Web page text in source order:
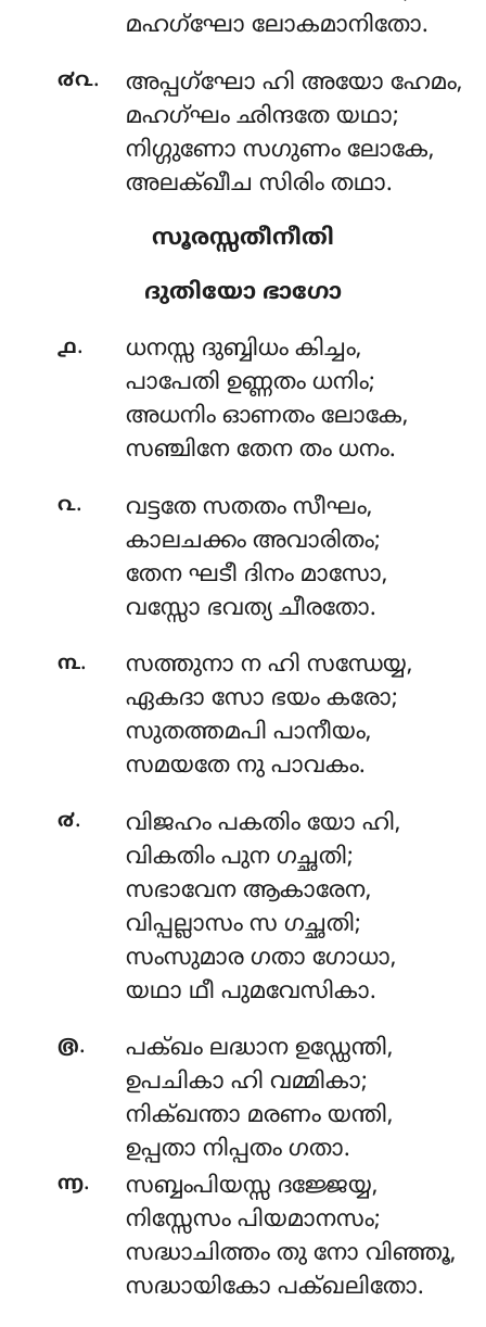
മഹഗ്ഘോ ലോകമാനിതോ.
൪൨. അപ്പഗ്ഘോ ഹി അയോ ഹേമം,
മഹഗ്ഘം ഛിന്ദതേ യഥാ;
നിഗ്ഗുണോ സഗുണം ലോകേ,
അലക്ഖീച സിരിം തഥാ.
സൂരസ്സതീനീതി
ദുതിയോ ഭാഗോ
൧. ധനസ്സ ദുബ്ബിധം കിച്ചം,
പാപേതി ഉണ്ണതം ധനിം;
അധനിം ഓണതം ലോകേ,
സഞ്ചിനേ തേന തം ധനം.
൨. വട്ടതേ സതതം സീഘം,
കാലചക്കം അവാരിതം;
തേന ഘടീ ദിനം മാസോ,
വസ്സോ ഭവത്യ ചീരതോ.
൩. സത്തുനാ ന ഹി സന്ധേയ്യ,
ഏകദാ സോ ഭയം കരോ;
സുതത്തമപി പാനീയം,
സമയതേ നു പാവകം.
൪. വിജഹം പകതിം യോ ഹി,
വികതിം പുന ഗച്ഛതി;
സഭാവേന ആകാരേന,
വിപ്പല്ലാസം സ ഗച്ഛതി;
സംസുമാര ഗതാ ഗോധാ,
യഥാ ഥീ പുമവേസികാ.
൫. പക്ഖം ലദ്ധാന ഉഡ്ഡേന്തി,
ഉപചികാ ഹി വമ്മികാ;
നിക്ഖന്താ മരണം യന്തി,
ഉപ്പതാ നിപ്പതം ഗതാ.
൬. സബ്ബംപിയസ്സ ദജ്ജേയ്യ,
നിസ്സേസം പിയമാനസം;
സദ്ധാചിത്തം തു നോ വിഞ്ഞൂ,
സദ്ധായികോ പക്ഖലിതോ.